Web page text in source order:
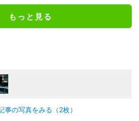
もっと見る
事の写真をみる（2枚）